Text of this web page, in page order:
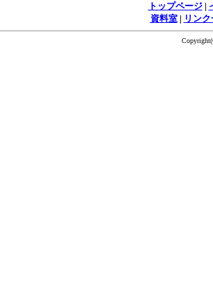
トップページ|
資料室| リン